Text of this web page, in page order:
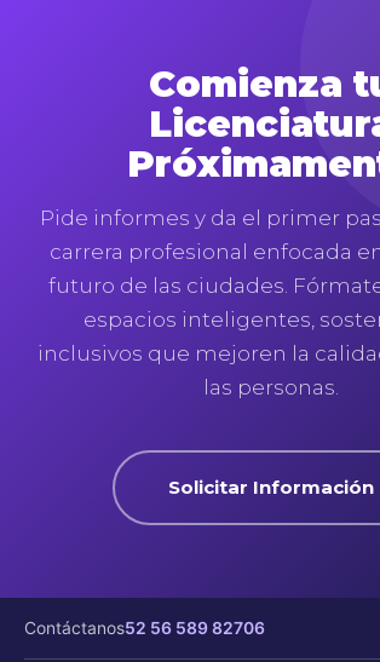
Comienza
Pide informes y da el primer
carrera profesional enfocada
futuro de las ciudades.
espacios inteligentes,
inclusivos que mejoren la
las personas.
Solicitar Información
Contáctanos52 56 589 82706